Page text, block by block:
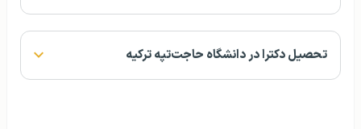
تحصیل دکترا در دانشگاه حاجت‌تپه ترکیه